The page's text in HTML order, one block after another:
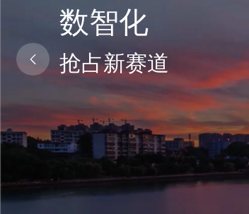
数智化
抢占新赛道